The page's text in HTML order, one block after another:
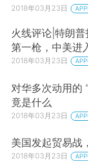
2018年03月23日
火线评论|特朗
第一枪，中美进
2018年03月23日
对华多次动用的
竟是什么
2018年03月23日
美国发起贸易战
2018年03月23日